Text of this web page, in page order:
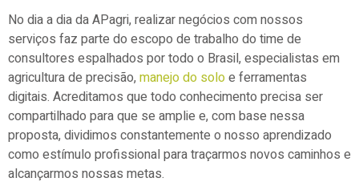
No dia a dia da APagri, realizar negócios com nossos
serviços faz parte do escopo de trabalho do time de
consultores espalhados por todo o Brasil, especialistas em
agricultura de precisão, manejo do soloe ferramentas
digitais. Acreditamos que todo conhecimento precisa ser
compartilhado para que se amplie e, com base nessa
proposta, dividimos constantemente o nosso aprendizado
como estímulo profissional para traçarmos novos caminhos e
alcançarmos nossas metas.